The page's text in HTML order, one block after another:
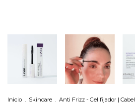
Inicio . Skincare . Anti Frizz - Gel fijador |